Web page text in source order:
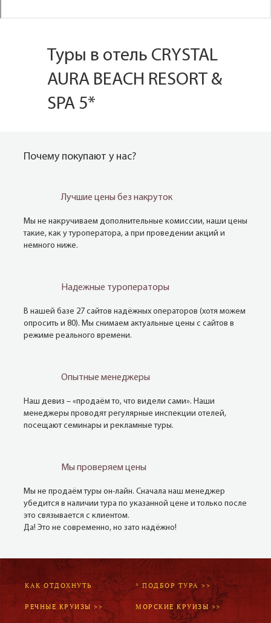
Туры в отель CRYSTAL
AURA BEACH RESORT &
SPA 5*
Почему покупают у нас?
Лучшие цены без накруток
Мы не накручиваем дополнительные комиссии, наши цены
такие, как у туроператора, а при проведении акций и
немного ниже.
Надежные туроператоры
В нашей базе 27 сайтов надёжных операторов (хотя можем
опросить и 80). Мы снимаем актуальные цены с сайтов в
режиме реального времени.
Опытные менеджеры
Наш девиз – «продаём то, что видели сами». Наши
менеджеры проводят регулярные инспекции отелей,
посещают семинары и рекламные туры.
Мы проверяем цены
Мы не продаём туры он-лайн. Сначала наш менеджер
убедится в наличии тура по указанной цене и только после
это связывается с клиентом.
Да! Это не современно, но зато надёжно!
КАК ОТДОХНУТЬ * ПОДБОР ТУРА >>
РЕЧНЫЕ КРУИЗЫ >> МОРСКИЕ КРУИЗЫ >>